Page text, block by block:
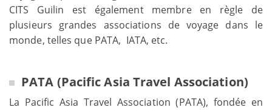
CITS Guilin est également membre en règle de
plusieurs grandes associations de voyage dans le
monde, telles que PATA, IATA, etc.
PATA (Pacific Asia Travel Association)
La Pacific Asia Travel Association (PATA), fondée en